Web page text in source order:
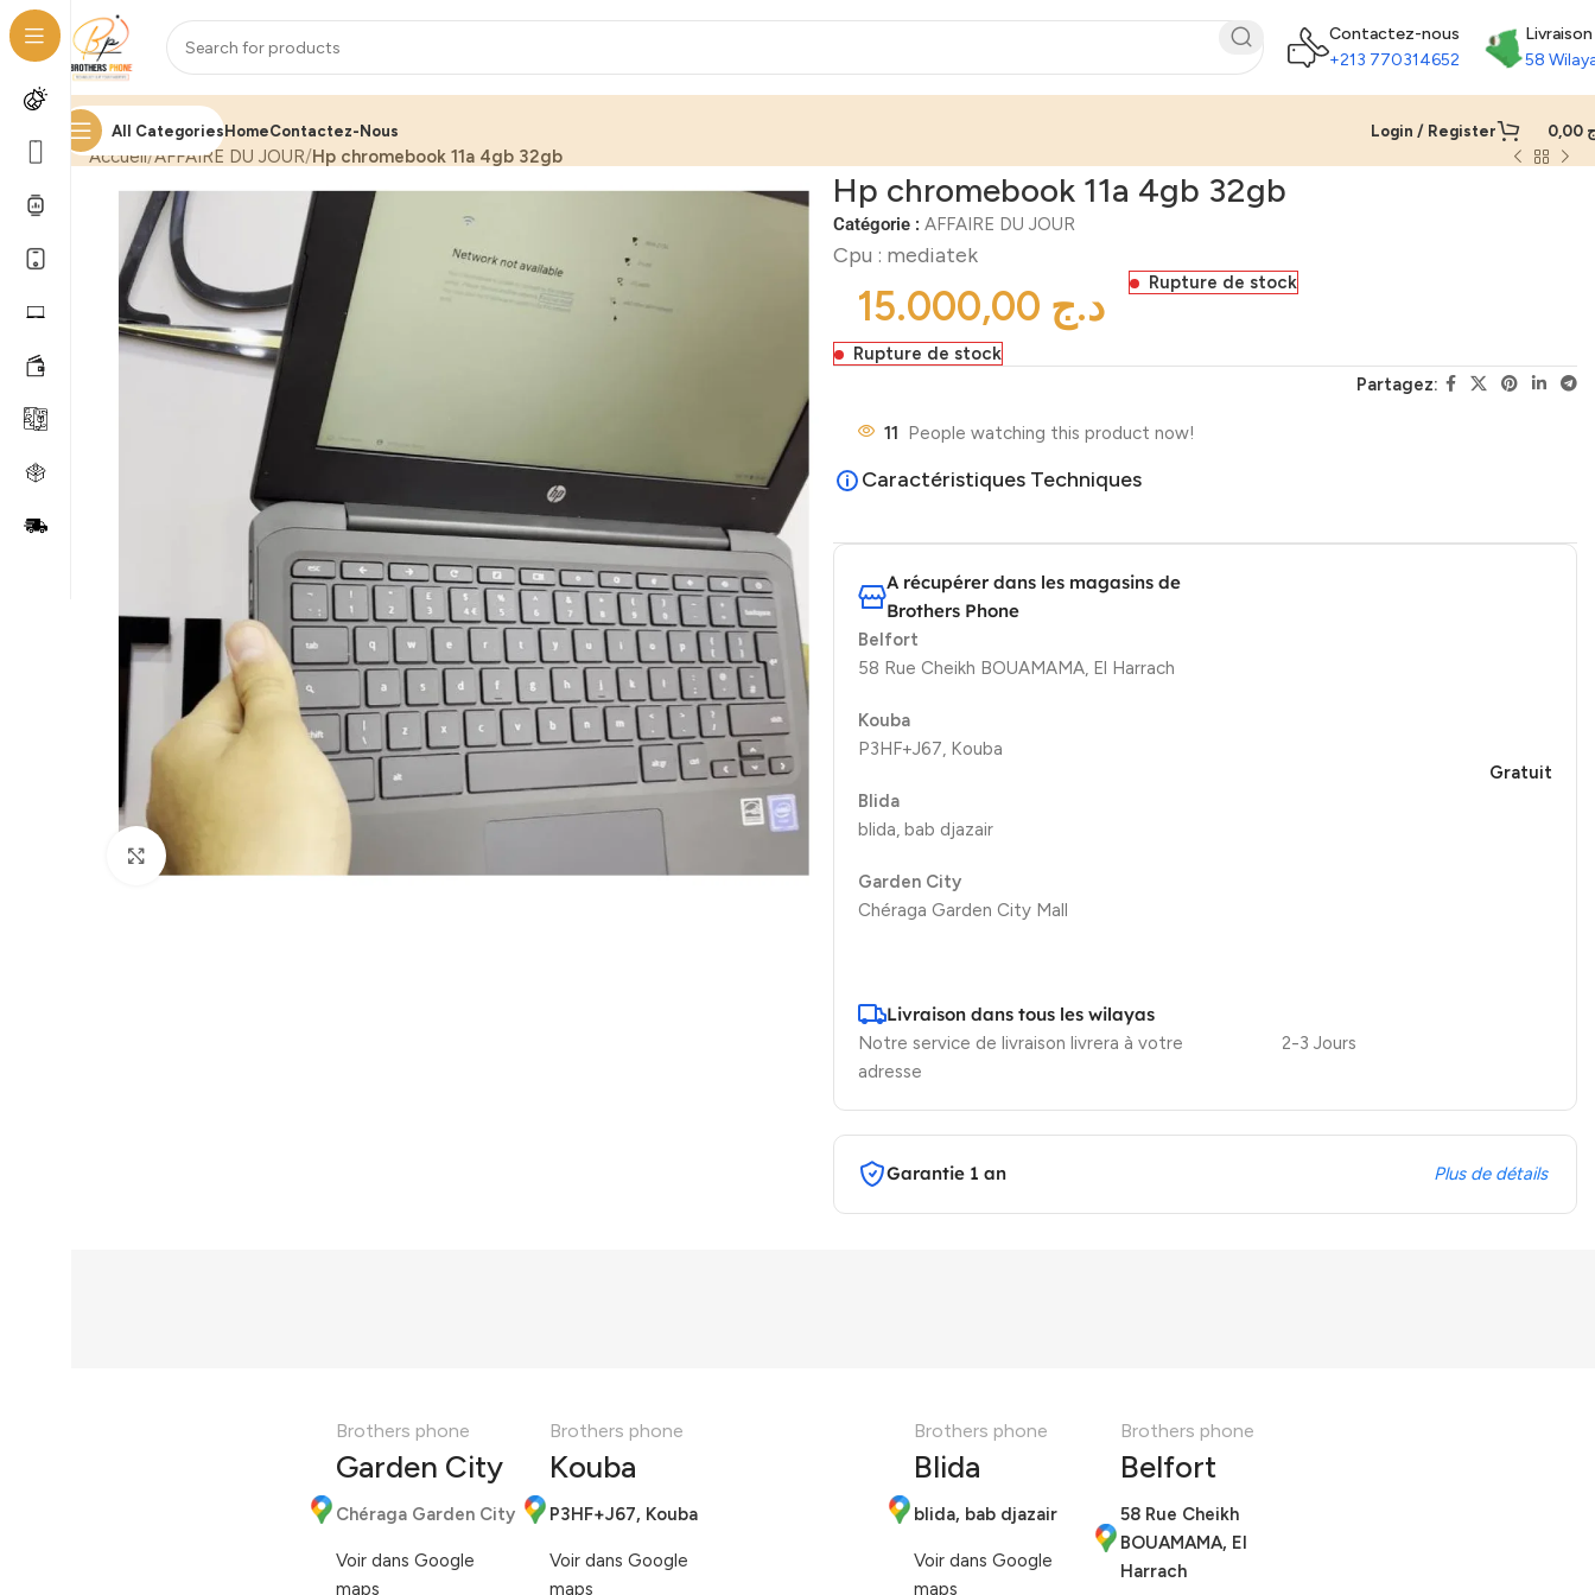
Contactez-nous
+213 770314652
Livraison
58
All CategoriesHomeContactez-Nous Login / Register
Accueil AFFAIRE DU JOUR Hp chromebook 11a 4gb 32gb
Hp chromebook 11a 4gb 32gb
Catégorie : AFFAIRE DU JOUR
Cpu : mediatek
د.ج Rupture de stock
Rupture de stock
Partagez:
11 People watching this product now!
Caractéristiques Techniques
A récupérer dans les magasins de
Brothers Phone
Belfort
58 Rue Cheikh BOUAMAMA, El Harrach
Kouba
P3HF+J67, Kouba
Blida
blida, bab djazair
Garden City
Chéraga Garden City Mall
Gratuit
Livraison dans tous les wilayas
Notre service de livraison livrera à votre
adresse
2-3 Jours
Garantie 1 an Plus de détails
Brothers phone
Garden City
Chéraga Garden City
Voir dans Google
maps
Brothers phone
Kouba
P3HF+J67, Kouba
Voir dans Google
maps
Brothers phone
Blida
blida, bab djazair
Voir dans Google
maps
Brothers phone
Belfort
58 Rue Cheikh
BOUAMAMA, El
Harrach